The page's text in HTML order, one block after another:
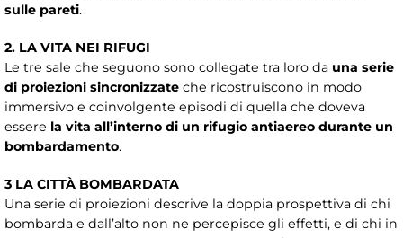
sulle pareti.
2. LA VITA NEI RIFUGI
Le tre sale che seguono sono collegate tra loro da una serie
di proiezioni sincronizzate che ricostruiscono in modo
immersivo e coinvolgente episodi di quella che doveva
essere la vita all’interno di un rifugio antiaereo durante un
bombardamento.
3 LA CITTÀ BOMBARDATA
Una serie di proiezioni descrive la doppia prospettiva di chi
bombarda e dall’alto non ne percepisce gli effetti, e di chi in